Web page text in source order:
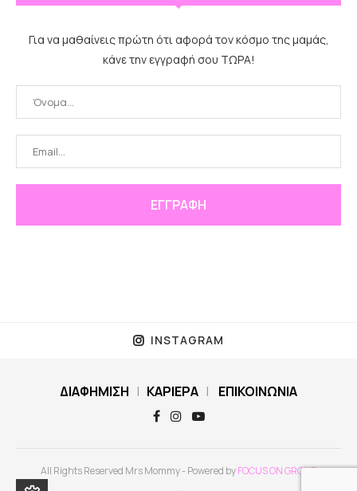
Για να μαθαίνεις πρώτη ότι αφορά τον κόσμο της μαμάς,
κάνε την εγγραφή σου ΤΩΡΑ!
INSTAGRAM
ΔΙΑΦΗΜΙΣΗ | ΚΑΡΙΕΡΑ | ΕΠΙΚΟΙΝΩΝΙΑ
All Rights Reserved Mrs Mommy - Powered byFOCUS ON GROUP